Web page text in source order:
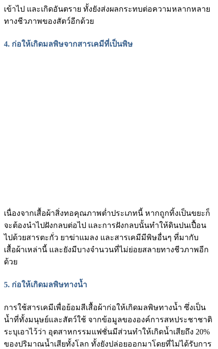
เข้าไป และเกิดอันตราย ทั้งยังส่งผลกระทบต่อความหลากหลาย
ทางชีวภาพของสัตว์อีกด้วย
4. ก่อให้เกิดมลพิษจากสารเคมีที่เป็นพิษ
เนื่องจากเสื้อผ้าสิ่งทอคุณภาพต่ำประเภทนี้ หากถูกทิ้งเป็นขยะก็
จะต้องนำไปฝังกลบต่อไป และการฝังกลบนั้นทำให้ดินปนเปื้อน
ไปด้วยสารตะกั่ว ยาฆ่าแมลง และสารเคมีมีพิษอื่นๆ ที่มากับ
เสื้อผ้าเหล่านี้ และยังมีบางจำนวนที่ไม่ย่อยสลายทางชีวภาพอีก
ด้วย
5. ก่อให้เกิดมลพิษทางน้ำ
การใช้สารเคมีเพื่อย้อมสีเสื้อผ้าก่อให้เกิดมลพิษทางน้ำ ซึ่งเป็น
น้ำที่ทั้งมนุษย์และสัตว์ใช้ จากข้อมูลขององค์การสหประชาชาติ
ระบุเอาไว้ว่า อุตสาหกรรมแฟชั่นมีส่วนทำให้เกิดน้ำเสียถึง 20%
ของปริมาณน้ำเสียทั้งโลก ทั้งยังปล่อยออกมาโดยที่ไม่ได้รับการ